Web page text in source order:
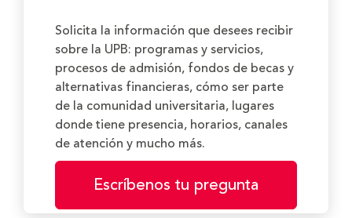
Solicita la información que desees recibir
sobre la UPB: programas y servicios,
procesos de admisión, fondos de becas y
alternativas financieras, cómo ser parte
de la comunidad universitaria, lugares
donde tiene presencia, horarios, canales
de atención y mucho más.
Escríbenos tu pregunta